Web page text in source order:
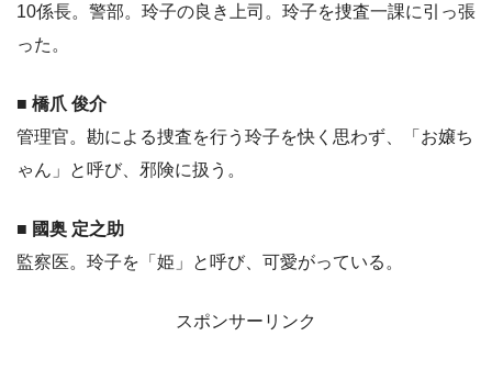
10係長。警部。玲子の良き上司。玲子を捜査一課に引っ張
った。
■ 橋爪 俊介
管理官。勘による捜査を行う玲子を快く思わず、「お嬢ち
ゃん」と呼び、邪険に扱う。
■ 國奥 定之助
監察医。玲子を「姫」と呼び、可愛がっている。
スポンサーリンク